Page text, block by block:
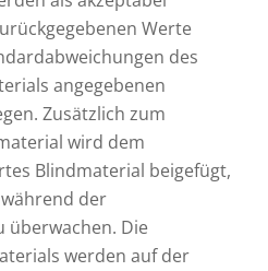
Werte
des
angegebenen
Zusätzlich zum
wird dem
Blindmaterial beigefügt,
der
überwachen. Die
werden auf der